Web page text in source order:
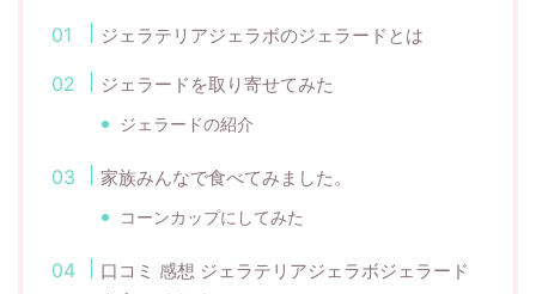
ジェラテリアジェラボのジェラードとは
ジェラードを取り寄せてみた
ジェラードの紹介
家族みんなで食べてみました。
コーンカップにしてみた
口コミ 感想 ジェラテリアジェラボジェラード